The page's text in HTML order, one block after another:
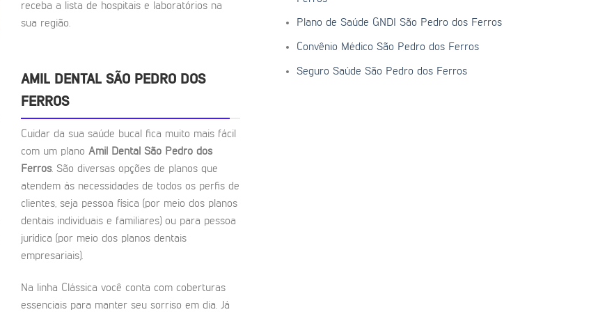
receba a lista de hospitais e laboratórios na
sua região.
AMIL DENTAL SÃO PEDRO DOS
FERROS
Cuidar da sua saúde bucal fica muito mais fácil
com um plano Amil Dental São Pedro dos
Ferros. São diversas opções de planos que
atendem às necessidades de todos os perfis de
clientes, seja pessoa física (por meio dos planos
dentais individuais e familiares) ou para pessoa
jurídica (por meio dos planos dentais
empresariais).
Na linha Clássica você conta com coberturas
essenciais para manter seu sorriso em dia. Já
Plano de Saúde GNDI São Pedro dos Ferros
Convênio Médico São Pedro dos Ferros
Seguro Saúde São Pedro dos Ferros